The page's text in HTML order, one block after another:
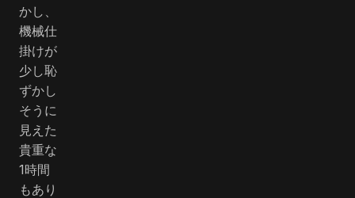
かし、
機械仕
掛けが
少し恥
ずかし
そうに
見えた
貴重な
1時間
もあり